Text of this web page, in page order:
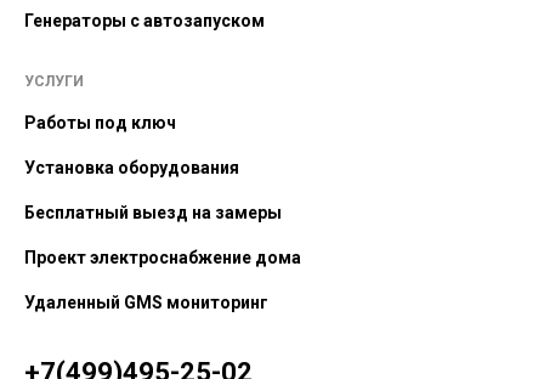
Генераторы с автозапуском
УСЛУГИ
Работы под ключ
Установка оборудования
Бесплатный выезд на замеры
Проект электроснабжение дома
Удаленный GMS мониторинг
+7(499)495-25-02